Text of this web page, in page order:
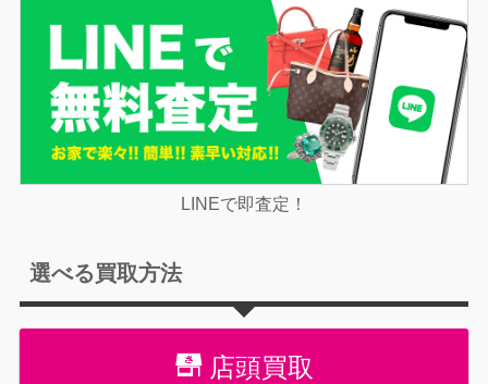
LINEで即査定！
選べる買取方法
店頭買取